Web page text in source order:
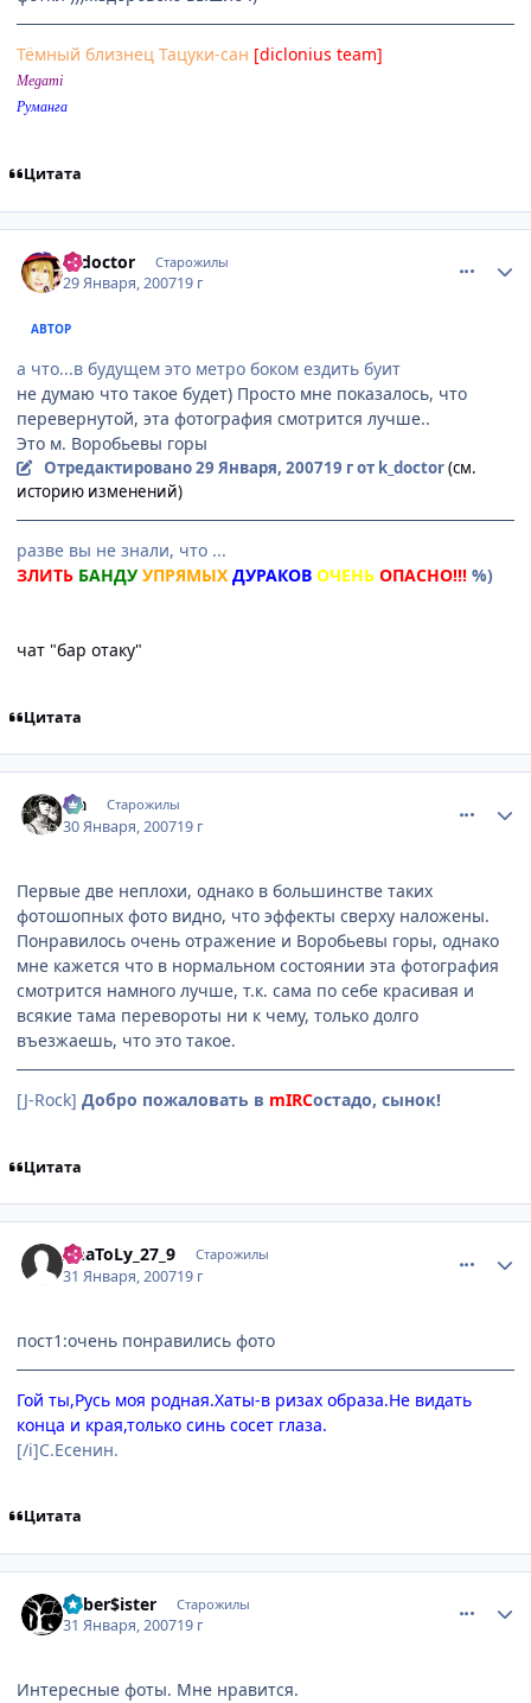
Тёмный близнец Тацуки-сан [diclonius team]
Megami
Руманга
Цитата
k_doctor Старожилы
29 Января, 200719 г
АВТОР
а что...в будущем это метро боком ездить буит
не думаю что такое будет) Просто мне показалось, что
перевернутой, эта фотография смотрится лучше..
Это м. Воробьевы горы
Отредактировано29 Января, 200719 гот k_doctor(см.
историю изменений)
разве вы не знали, что ...
ЗЛИТЬ БАНДУ УПРЯМЫХ ДУРАКОВ ОЧЕНЬ ОПАСНО!!! %)
чат "бар отаку"
Цитата
Lia Старожилы
30 Января, 200719 г
Первые две неплохи, однако в большинстве таких
фотошопных фото видно, что эффекты сверху наложены.
Понравилось очень отражение и Воробьевы горы, однако
мне кажется что в нормальном состоянии эта фотография
смотрится намного лучше, т.к. сама по себе красивая и
всякие тама перевороты ни к чему, только долго
въезжаешь, что это такое.
[J-Rock] Добро пожаловать в mIRCостадо, сынок!
Цитата
AnaToLy_27_9 Старожилы
31 Января, 200719 г
пост1:очень понравились фото
Гой ты,Русь моя родная.Хаты-в ризах образа.Не видать
конца и края,только синь сосет глаза.
[/i]С.Есенин.
Цитата
Cyber$ister Старожилы
31 Января, 200719 г
Интересные фоты. Мне нравится.